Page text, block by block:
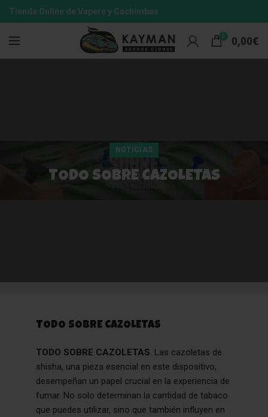
Tienda Online de Vapers y Cachimbas
0 0,00€
NOTICIAS
TODO SOBRE CAZOLETAS
TODO SOBRE CAZOLETAS
TODO SOBRE CAZOLETAS. Las cazoletas de
shisha, una pieza esencial en este dispositivo,
desempeñan un papel crucial en la experiencia de
fumar. No solo determinan la cantidad de tabaco
que puedes utilizar, sino que también influyen en